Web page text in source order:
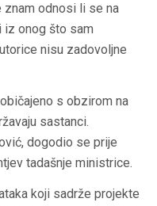
znam odnosi li se na
iz onog što sam
nisu zadovoljne
s obzirom na
sastanci.
dogodio se prije
tadašnje ministrice.
koji sadrže projekte